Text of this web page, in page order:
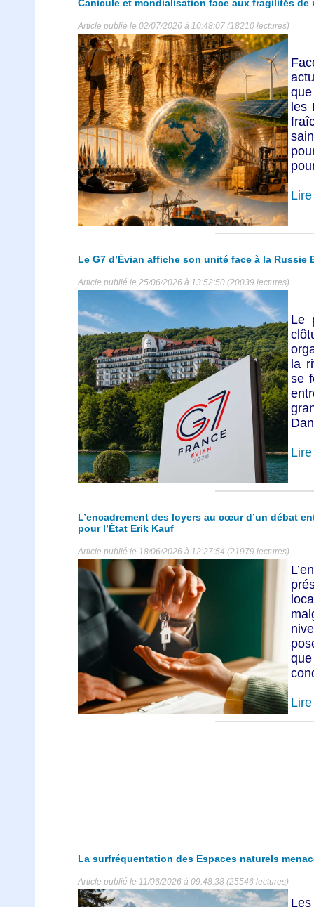
Canicule et mondialisation face aux fragilités de
Article publié le 02/07/2026 à 10:48:07 (18210 lectures)
les
Le G7 d’Évian affiche son unité face à la Russie
Article publié le 25/06/2026 à 13:52:50 (20039 lectures)
Le
la
se
L’encadrement des loyers au cœur d’un débat
pour l’État Erik Kauf
Article publié le 18/06/2026 à 12:27:54 (21979 lectures)
La surfréquentation des Espaces naturels
Article publié le 11/06/2026 à 09:48:38 (25546 lectures)